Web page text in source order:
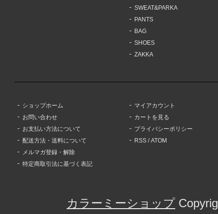
SWEAT&PARKA
PANTS
BAG
SHOES
ZAKKA
ショップホーム
お問い合わせ
お支払い方法について
配送方法・送料について
メルマガ登録・解除
特定商取引法に基づく表記
マイアカウント
カートを見る
プライバシーポリシー
RSS /ATOM
カラーミーショップ